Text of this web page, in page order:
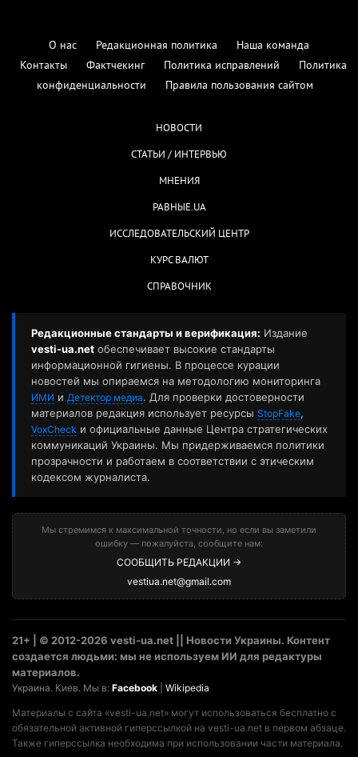
О нас Редакционная политика
Наша команда
Контакты
Фактчекинг Политика исправлений
Политика
конфиденциальности
Правила пользования сайтом
НОВОСТИ
СТАТЬИ / ИНТЕРВЬЮ
МНЕНИЯ
РАВНЫЕ.UA
ИССЛЕДОВАТЕЛЬСКИЙ ЦЕНТР
КУРС ВАЛЮТ
СПРАВОЧНИК
Редакционные стандарты и верификация: Издание
vesti-ua.net обеспечивает высокие стандарты
информационной гигиены. В процессе курации
новостей мы опираемся на методологию мониторинга
ИМИ и Детектор медиа. Для проверки достоверности
материалов редакция использует ресурсы StopFake,
VoxCheck и официальные данные Центра стратегических
коммуникаций Украины. Мы придерживаемся политики
прозрачности и работаем в соответствии с этическим
кодексом журналиста.
Мы стремимся к максимальной точности, но если вы заметили
ошибку — пожалуйста, сообщите нам:
СООБЩИТЬ РЕДАКЦИИ →
vestiua.net@gmail.com
21+ | © 2012-2026 vesti-ua.net || Новости Украины. Контент
создается людьми: мы не используем ИИ для редактуры
материалов.
Украина. Киев. Мы в: Facebook Wikipedia
Материалы с сайта «vesti-ua.net» могут использоваться бесплатно с
обязательной активной гиперссылкой на vesti-ua.net в первом абзаце.
Также гиперссылка необходима при использовании части материала.